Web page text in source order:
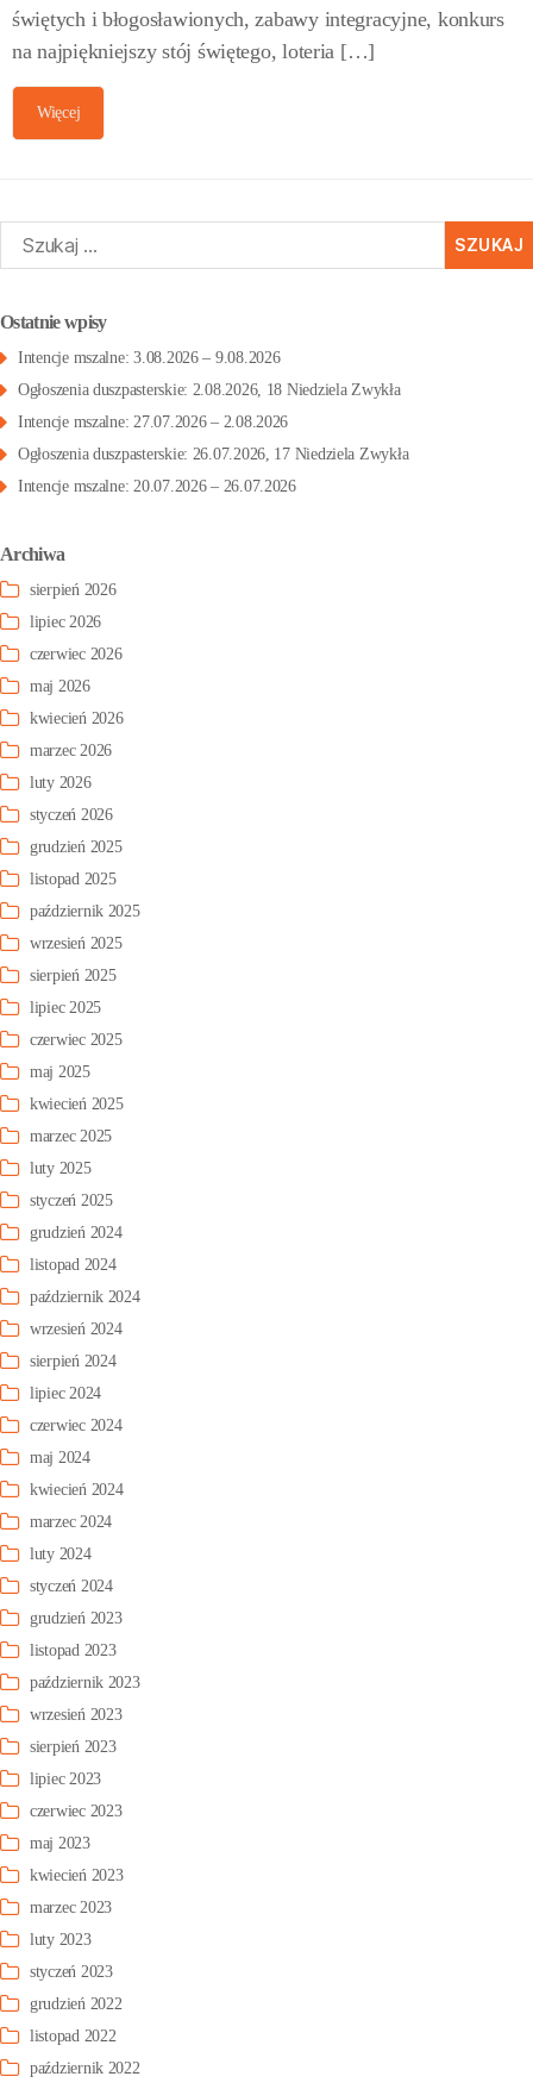
świętych i błogosławionych, zabawy integracyjne, konkurs
na najpiękniejszy stój świętego, loteria […]
Więcej
Ostatnie wpisy
Intencje mszalne: 3.08.2026 – 9.08.2026
Ogłoszenia duszpasterskie: 2.08.2026, 18 Niedziela Zwykła
Intencje mszalne: 27.07.2026 – 2.08.2026
Ogłoszenia duszpasterskie: 26.07.2026, 17 Niedziela Zwykła
Intencje mszalne: 20.07.2026 – 26.07.2026
Archiwa
sierpień 2026
lipiec 2026
czerwiec 2026
maj 2026
kwiecień 2026
marzec 2026
luty 2026
styczeń 2026
grudzień 2025
listopad 2025
październik 2025
wrzesień 2025
sierpień 2025
lipiec 2025
czerwiec 2025
maj 2025
kwiecień 2025
marzec 2025
luty 2025
styczeń 2025
grudzień 2024
listopad 2024
październik 2024
wrzesień 2024
sierpień 2024
lipiec 2024
czerwiec 2024
maj 2024
kwiecień 2024
marzec 2024
luty 2024
styczeń 2024
grudzień 2023
listopad 2023
październik 2023
wrzesień 2023
sierpień 2023
lipiec 2023
czerwiec 2023
maj 2023
kwiecień 2023
marzec 2023
luty 2023
styczeń 2023
grudzień 2022
listopad 2022
październik 2022